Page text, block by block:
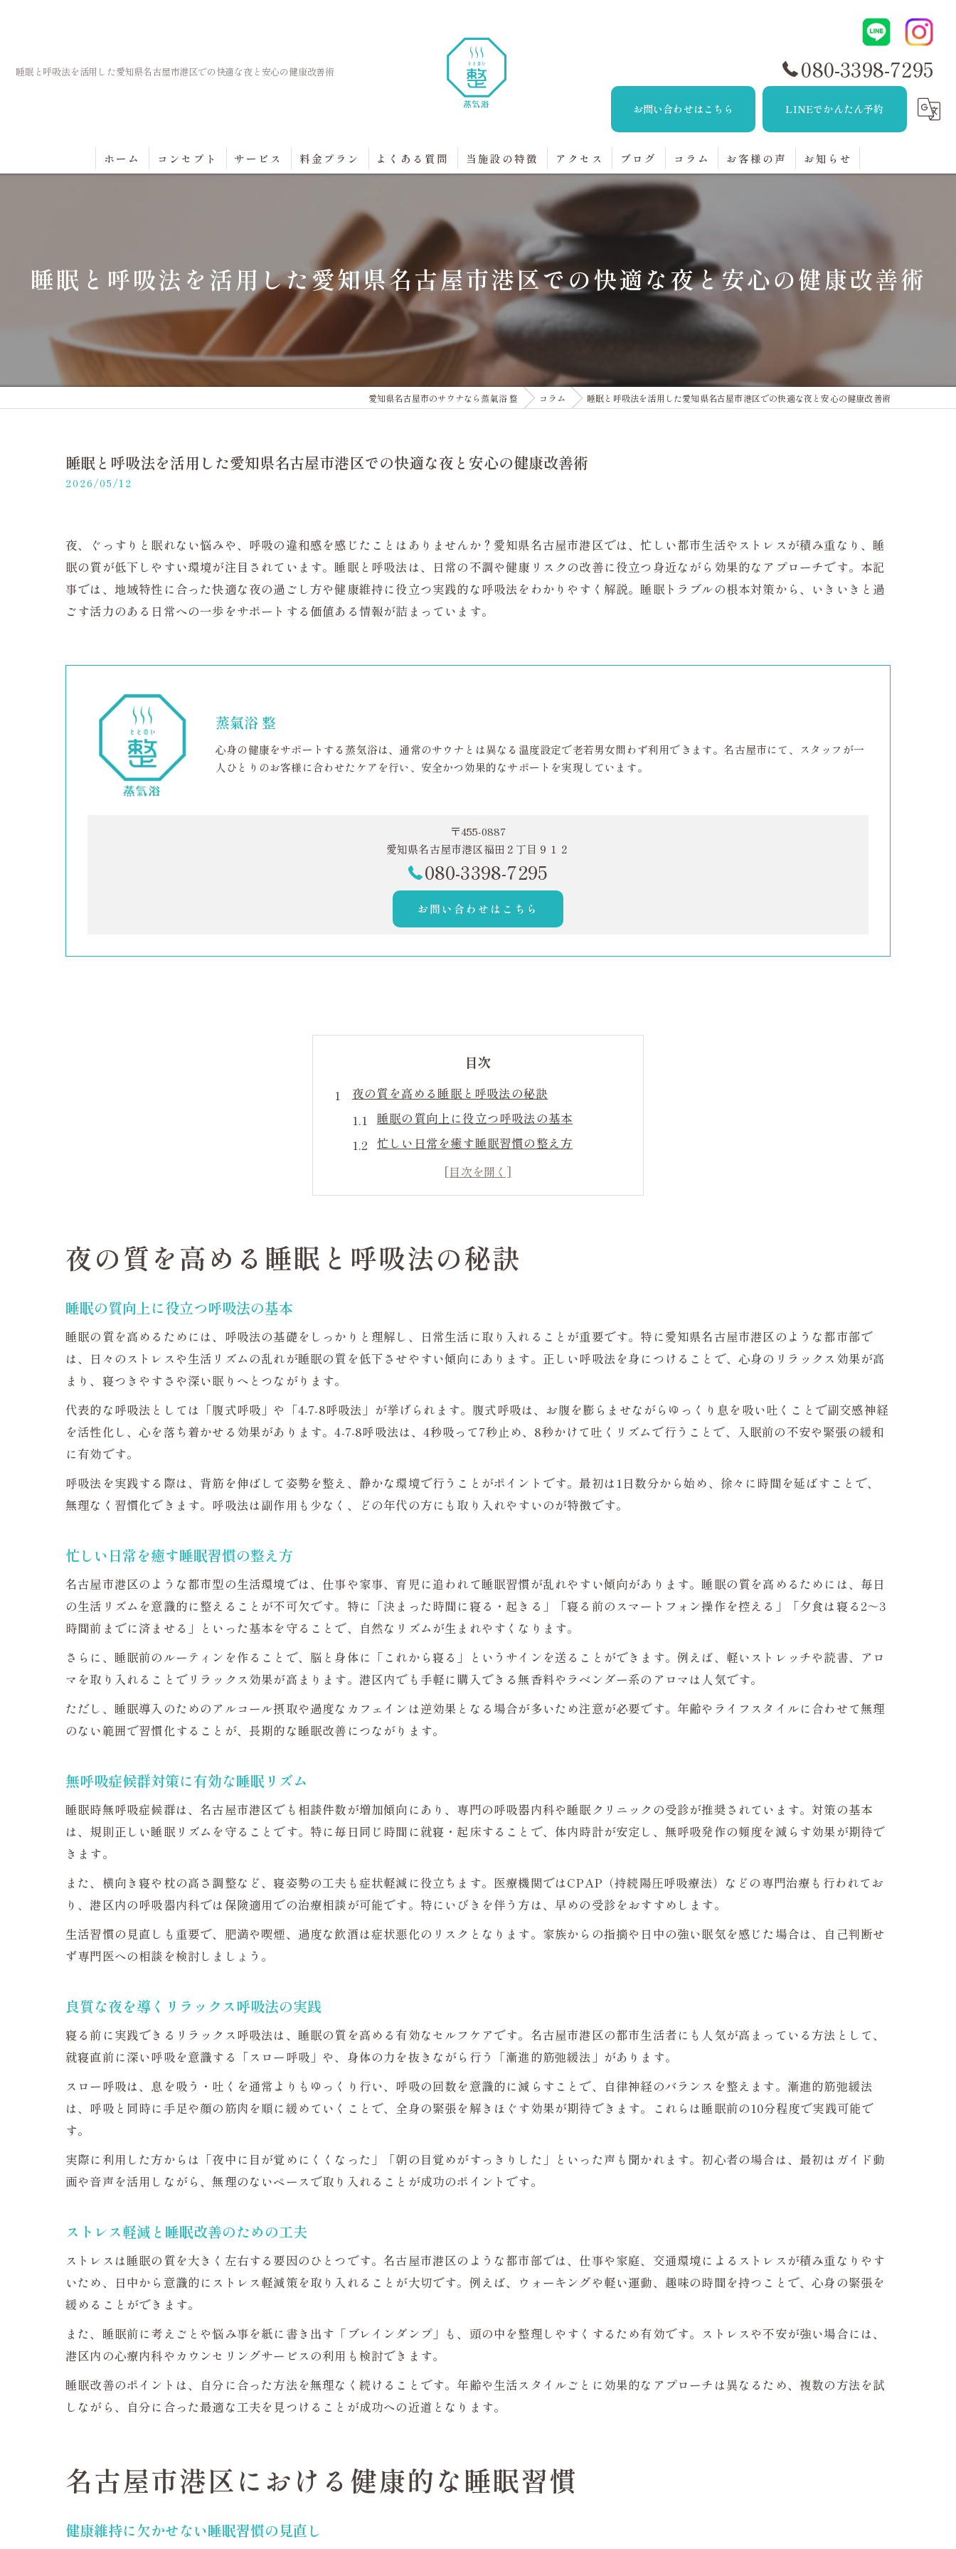
睡眠と呼吸法を活用した愛知県名古屋市港区での快適な夜と安心の健康改善術 080-3398-7295
お問い合わせはこちら LINEでかんたん予約
ホーム コンセプト サービス 料金プラン よくある質問 当施設の特徴
健康
美容
リラクゼーション
銭湯
アクセス ブログ コラム お客様の声 お知らせ
睡眠と呼吸法を活用した愛知県名古屋市港区での快適な夜と安心の健康改善術
愛知県名古屋市のサウナなら蒸氣浴 整 コラム 睡眠と呼吸法を活用した愛知県名古屋市港区での快適な夜と安心の健康改善術
睡眠と呼吸法を活用した愛知県名古屋市港区での快適な夜と安心の健康改善術
2026/05/12
夜、ぐっすりと眠れない悩みや、呼吸の違和感を感じたことはありませんか？愛知県名古屋市港区では、忙しい都市生活やストレスが積み重なり、睡
眠の質が低下しやすい環境が注目されています。睡眠と呼吸法は、日常の不調や健康リスクの改善に役立つ身近ながら効果的なアプローチです。本記
事では、地域特性に合った快適な夜の過ごし方や健康維持に役立つ実践的な呼吸法をわかりやすく解説。睡眠トラブルの根本対策から、いきいきと過
ごす活力のある日常への一歩をサポートする価値ある情報が詰まっています。
蒸氣浴 整
心身の健康をサポートする蒸気浴は、通常のサウナとは異なる温度設定で老若男女問わず利用できます。名古屋市にて、スタッフが一
人ひとりのお客様に合わせたケアを行い、安全かつ効果的なサポートを実現しています。
〒455-0887
愛知県名古屋市港区福田２丁目９１２
080-3398-7295
お問い合わせはこちら
目次
夜の質を高める睡眠と呼吸法の秘訣
睡眠の質向上に役立つ呼吸法の基本
忙しい日常を癒す睡眠習慣の整え方
無呼吸症候群対策に有効な睡眠リズム
良質な夜を導くリラックス呼吸法の実践
名古屋市港区における健康的な睡眠習慣
健康維持に欠かせない睡眠習慣の見直し
呼吸器内科を活用した睡眠改善の工夫
睡眠の質を高めるための生活習慣のコツ
呼吸法で毎日の睡眠トラブルを改善する
実践しやすい呼吸法で睡眠の質を高める
心身の疲れを癒すリラックス呼吸の方法
無呼吸症候群対策に役立つ呼吸法の知識
症状改善に役立つ正しい睡眠習慣の作り方
無呼吸症候群の早期発見と治療の重要性
信頼できる医療機関選びと睡眠の関係
日常に取り入れたい睡眠質向上のコツ
睡眠の質を上げる日々のルーティン提案
ストレス軽減に役立つ簡単な睡眠改善法
小児も安心できる睡眠の整え方を知る
明日への活力につながる呼吸と睡眠の知恵
無呼吸症候群対策で充実した朝を迎える方法
いびきや眠気から解放される快眠習慣の実践
健康的な睡眠習慣が生活の質を左右する理由
夜の質を高める睡眠と呼吸法の秘訣
睡眠の質向上に役立つ呼吸法の基本
睡眠の質を高めるためには、呼吸法の基礎をしっかりと理解し、日常生活に取り入れることが重要です。特に愛知県名古屋市港区のような都市部で
は、日々のストレスや生活リズムの乱れが睡眠の質を低下させやすい傾向にあります。正しい呼吸法を身につけることで、心身のリラックス効果が高
まり、寝つきやすさや深い眠りへとつながります。
代表的な呼吸法としては「腹式呼吸」や「4-7-8呼吸法」が挙げられます。腹式呼吸は、お腹を膨らませながらゆっくり息を吸い吐くことで副交感神経
を活性化し、心を落ち着かせる効果があります。4-7-8呼吸法は、4秒吸って7秒止め、8秒かけて吐くリズムで行うことで、入眠前の不安や緊張の緩和
に有効です。
呼吸法を実践する際は、背筋を伸ばして姿勢を整え、静かな環境で行うことがポイントです。最初は1日数分から始め、徐々に時間を延ばすことで、
無理なく習慣化できます。呼吸法は副作用も少なく、どの年代の方にも取り入れやすいのが特徴です。
忙しい日常を癒す睡眠習慣の整え方
名古屋市港区のような都市型の生活環境では、仕事や家事、育児に追われて睡眠習慣が乱れやすい傾向があります。睡眠の質を高めるためには、毎日
の生活リズムを意識的に整えることが不可欠です。特に「決まった時間に寝る・起きる」「寝る前のスマートフォン操作を控える」「夕食は寝る2～3
時間前までに済ませる」といった基本を守ることで、自然なリズムが生まれやすくなります。
さらに、睡眠前のルーティンを作ることで、脳と身体に「これから寝る」というサインを送ることができます。例えば、軽いストレッチや読書、アロ
マを取り入れることでリラックス効果が高まります。港区内でも手軽に購入できる無香料やラベンダー系のアロマは人気です。
ただし、睡眠導入のためのアルコール摂取や過度なカフェインは逆効果となる場合が多いため注意が必要です。年齢やライフスタイルに合わせて無理
のない範囲で習慣化することが、長期的な睡眠改善につながります。
無呼吸症候群対策に有効な睡眠リズム
睡眠時無呼吸症候群は、名古屋市港区でも相談件数が増加傾向にあり、専門の呼吸器内科や睡眠クリニックの受診が推奨されています。対策の基本
は、規則正しい睡眠リズムを守ることです。特に毎日同じ時間に就寝・起床することで、体内時計が安定し、無呼吸発作の頻度を減らす効果が期待で
きます。
また、横向き寝や枕の高さ調整など、寝姿勢の工夫も症状軽減に役立ちます。医療機関ではCPAP（持続陽圧呼吸療法）などの専門治療も行われてお
り、港区内の呼吸器内科では保険適用での治療相談が可能です。特にいびきを伴う方は、早めの受診をおすすめします。
生活習慣の見直しも重要で、肥満や喫煙、過度な飲酒は症状悪化のリスクとなります。家族からの指摘や日中の強い眠気を感じた場合は、自己判断せ
ず専門医への相談を検討しましょう。
良質な夜を導くリラックス呼吸法の実践
寝る前に実践できるリラックス呼吸法は、睡眠の質を高める有効なセルフケアです。名古屋市港区の都市生活者にも人気が高まっている方法として、
就寝直前に深い呼吸を意識する「スロー呼吸」や、身体の力を抜きながら行う「漸進的筋弛緩法」があります。
スロー呼吸は、息を吸う・吐くを通常よりもゆっくり行い、呼吸の回数を意識的に減らすことで、自律神経のバランスを整えます。漸進的筋弛緩法
は、呼吸と同時に手足や顔の筋肉を順に緩めていくことで、全身の緊張を解きほぐす効果が期待できます。これらは睡眠前の10分程度で実践可能で
す。
実際に利用した方からは「夜中に目が覚めにくくなった」「朝の目覚めがすっきりした」といった声も聞かれます。初心者の場合は、最初はガイド動
画や音声を活用しながら、無理のないペースで取り入れることが成功のポイントです。
ストレス軽減と睡眠改善のための工夫
ストレスは睡眠の質を大きく左右する要因のひとつです。名古屋市港区のような都市部では、仕事や家庭、交通環境によるストレスが積み重なりやす
いため、日中から意識的にストレス軽減策を取り入れることが大切です。例えば、ウォーキングや軽い運動、趣味の時間を持つことで、心身の緊張を
緩めることができます。
また、睡眠前に考えごとや悩み事を紙に書き出す「ブレインダンプ」も、頭の中を整理しやすくするため有効です。ストレスや不安が強い場合には、
港区内の心療内科やカウンセリングサービスの利用も検討できます。
睡眠改善のポイントは、自分に合った方法を無理なく続けることです。年齢や生活スタイルごとに効果的なアプローチは異なるため、複数の方法を試
しながら、自分に合った最適な工夫を見つけることが成功への近道となります。
名古屋市港区における健康的な睡眠習慣
健康維持に欠かせない睡眠習慣の見直し